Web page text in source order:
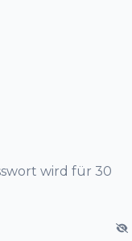
wird für 30